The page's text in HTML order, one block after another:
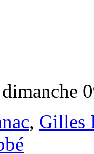
dimanche
, Gilles